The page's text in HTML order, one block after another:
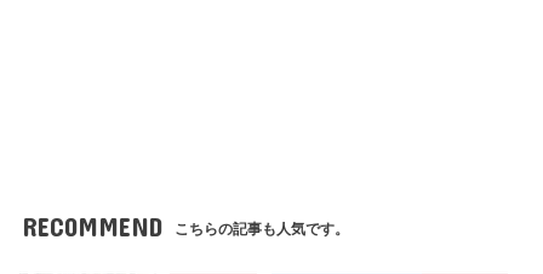
RECOMMEND こちらの記事も人気です。